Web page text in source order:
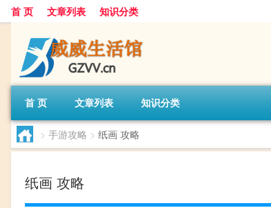
首 页 文章列表 知识分类
首 页 文章列表 知识分类
> 手游攻略 > 纸画 攻略
纸画 攻略